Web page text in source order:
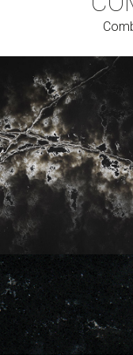
BLANCO
MICRO